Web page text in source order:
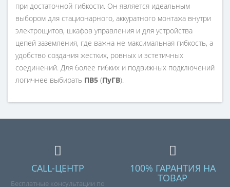
при достаточной гибкости. Он является идеальным
выбором для стационарного, аккуратного монтажа внутри
электрощитов, шкафов управления и для устройства
цепей заземления, где важна не максимальная гибкость, а
удобство создания жестких, ровных и эстетичных
соединений. Для более гибких и подвижных подключений
логичнее выбирать ПВ5 (ПуГВ).
CALL-ЦЕНТР
Бесплатные консультации по
100% ГАРАНТИЯ НА
ТОВАР